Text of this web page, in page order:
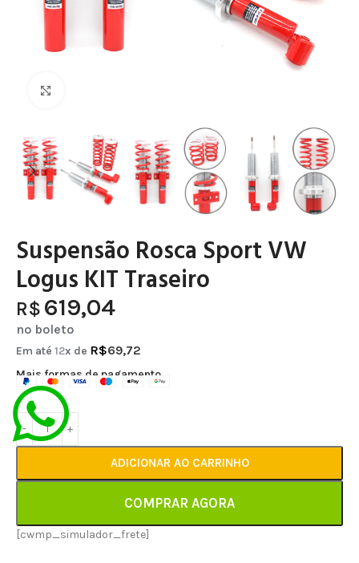
Suspensão Rosca Sport VW
Logus KIT Traseiro
R$ 619,04
no boleto
Em até 12x de R$69,72
Mais formas de pagamento
ADICIONAR AO CARRINHO
COMPRAR AGORA
[cwmp_simulador_frete]